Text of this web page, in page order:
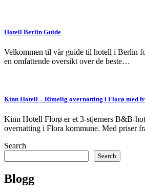
Hotell Berlin Guide
Velkommen til vår guide til hotell i Berlin
en omfattende oversikt over de beste…
Kinn Hotell – Rimelig overnatting i Florø med
Kinn Hotell Florø er et 3-stjerners B&B-
overnatting i Flora kommune. Med priser
Search
Search
Blogg